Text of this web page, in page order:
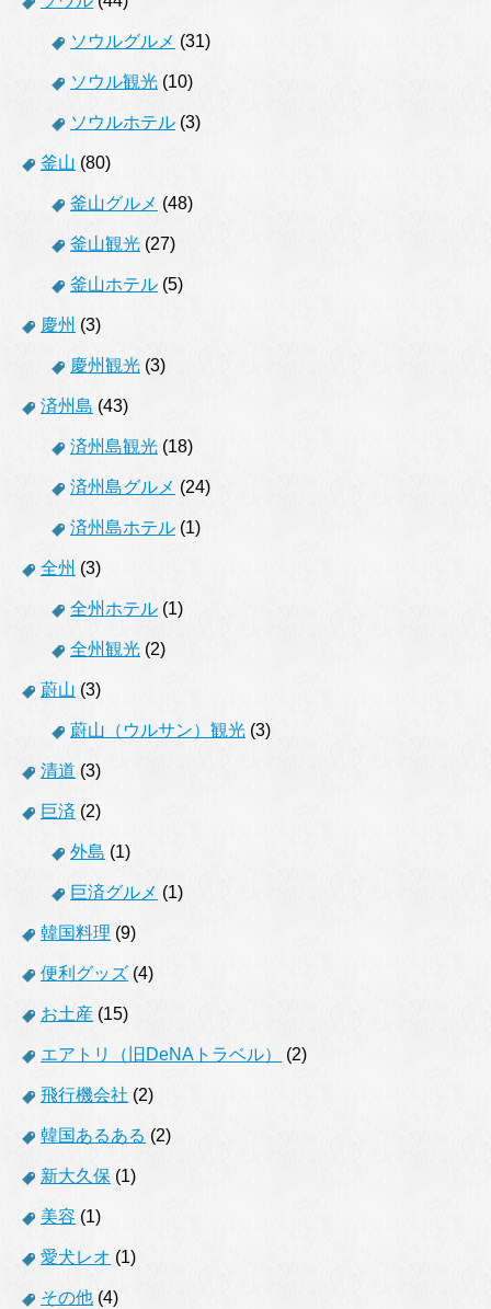
ソウルグルメ (31)
ソウル観光 (10)
ソウルホテル (3)
釜山 (80)
釜山グルメ (48)
釜山観光 (27)
釜山ホテル (5)
慶州 (3)
慶州観光 (3)
済州島 (43)
済州島観光 (18)
済州島グルメ (24)
済州島ホテル (1)
全州 (3)
全州ホテル (1)
全州観光 (2)
蔚山 (3)
蔚山（ウルサン）観光 (3)
清道 (3)
巨済 (2)
外島 (1)
巨済グルメ (1)
韓国料理 (9)
便利グッズ (4)
お土産 (15)
エアトリ（旧DeNAトラベル） (2)
飛行機会社 (2)
韓国あるある (2)
新大久保 (1)
美容 (1)
愛犬レオ (1)
その他 (4)